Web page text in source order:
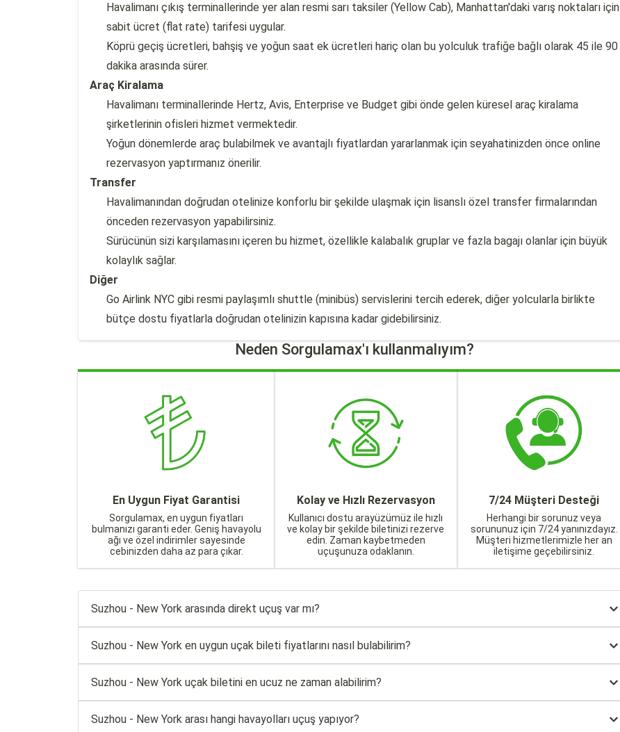
Havalimanı çıkış terminallerinde yer alan resmi sarı taksiler (Yellow Cab), Manhattan'daki varış noktaları için
sabit ücret (flat rate) tarifesi uygular.
Köprü geçiş ücretleri, bahşiş ve yoğun saat ek ücretleri hariç olan bu yolculuk trafiğe bağlı olarak 45 ile 90
dakika arasında sürer.
Araç Kiralama
Havalimanı terminallerinde Hertz, Avis, Enterprise ve Budget gibi önde gelen küresel araç kiralama
şirketlerinin ofisleri hizmet vermektedir.
Yoğun dönemlerde araç bulabilmek ve avantajlı fiyatlardan yararlanmak için seyahatinizden önce online
rezervasyon yaptırmanız önerilir.
Transfer
Havalimanından doğrudan otelinize konforlu bir şekilde ulaşmak için lisanslı özel transfer firmalarından
önceden rezervasyon yapabilirsiniz.
Sürücünün sizi karşılamasını içeren bu hizmet, özellikle kalabalık gruplar ve fazla bagajı olanlar için büyük
kolaylık sağlar.
Diğer
Go Airlink NYC gibi resmi paylaşımlı shuttle (minibüs) servislerini tercih ederek, diğer yolcularla birlikte
bütçe dostu fiyatlarla doğrudan otelinizin kapısına kadar gidebilirsiniz.
Neden Sorgulamax'ı kullanmalıyım?
En Uygun Fiyat Garantisi
Sorgulamax, en uygun fiyatları
bulmanızı garanti eder. Geniş havayolu
ağı ve özel indirimler sayesinde
cebinizden daha az para çıkar.
Kolay ve Hızlı Rezervasyon
Kullanıcı dostu arayüzümüz ile hızlı
ve kolay bir şekilde biletinizi rezerve
edin. Zaman kaybetmeden
uçuşunuza odaklanın.
7/24 Müşteri Desteği
Herhangi bir sorunuz veya
sorununuz için 7/24 yanınızdayız.
Müşteri hizmetlerimizle her an
iletişime geçebilirsiniz.
Suzhou - New York arasında direkt uçuş var mı?
Suzhou - New York en uygun uçak bileti fiyatlarını nasıl bulabilirim?
Suzhou - New York uçak biletini en ucuz ne zaman alabilirim?
Suzhou - New York arası hangi havayolları uçuş yapıyor?